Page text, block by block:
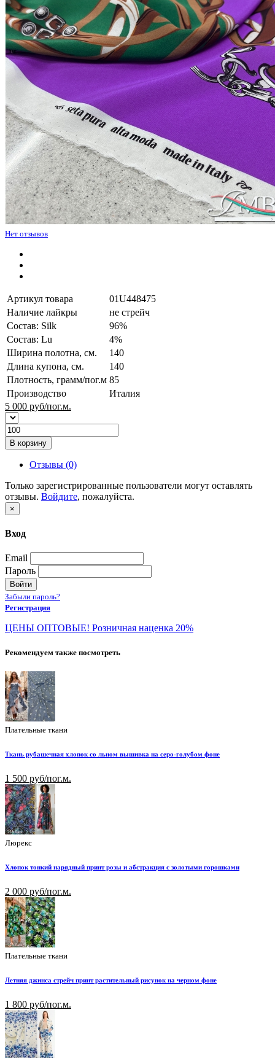
Нет отзывов
Артикул товара
01U448475
Наличие лайкры
не стрейч
Состав: Silk
96%
Состав: Lu
4%
Ширина полотна, см.
140
Длина купона, см.
140
Плотность, грамм/пог.м 85
Производство
Италия
5 000 руб/пог.м.
В корзину
Отзывы (0)
Только зарегистрированные пользователи могут оставлять
отзывы. Войдите, пожалуйста.
×
Вход
Email
Пароль
Войти
Забыли пароль?
Регистрация
ЦЕНЫ ОПТОВЫЕ! Розничная наценка 20%
Рекомендуем также посмотреть
Плательные ткани
Ткань рубашечная хлопок со льном вышивка на серо-голубом фоне
1 500 руб/пог.м.
Люрекс
Хлопок тонкий нарядный принт розы и абстракция с золотыми горошками
2 000 руб/пог.м.
Плательные ткани
Летняя джинса стрейч принт растительный рисунок на черном фоне
1 800 руб/пог.м.